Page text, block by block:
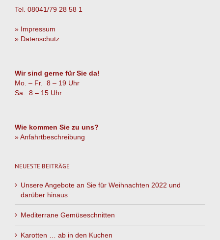
Tel. 08041/79 28 58 1
» Impressum
» Datenschutz
Wir sind gerne für Sie da!
Mo. – Fr. 8 – 19 Uhr
Sa. 8 – 15 Uhr
Wie kommen Sie zu uns?
» Anfahrtbeschreibung
NEUESTE BEITRÄGE
Unsere Angebote an Sie für Weihnachten 2022 und
darüber hinaus
Mediterrane Gemüseschnitten
Karotten … ab in den Kuchen